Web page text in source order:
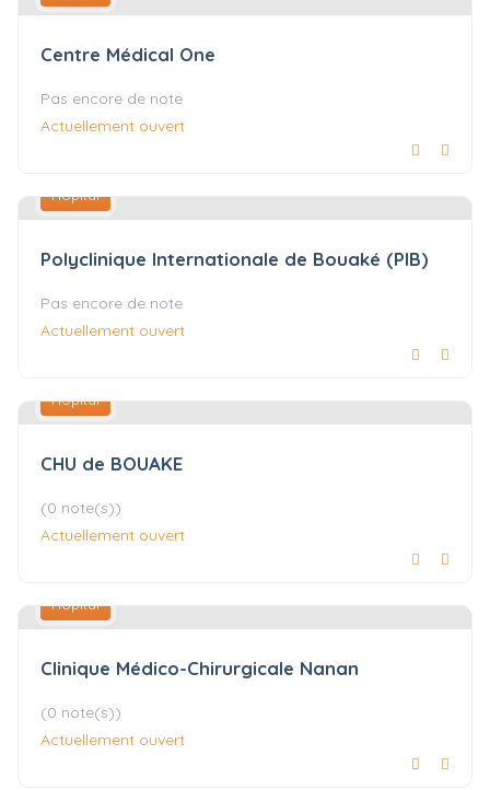
Centre Médical One
Pas encore de note
Actuellement ouvert
Hôpital
Polyclinique Internationale de Bouaké (PIB)
Pas encore de note
Actuellement ouvert
Hôpital
CHU de BOUAKE
(0 note(s))
Actuellement ouvert
Hôpital
Clinique Médico-Chirurgicale Nanan
(0 note(s))
Actuellement ouvert